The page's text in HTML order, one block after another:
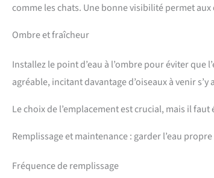
comme les chats. Une bonne visibilité permet
Ombre et fraîcheur
Installez le point d’eau à l’ombre pour éviter
agréable, incitant davantage d’oiseaux à venir s’y
Le choix de l’emplacement est crucial, mais il
Remplissage et maintenance : garder l’eau
Fréquence de remplissage